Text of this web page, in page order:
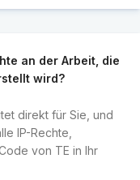
an der Arbeit, die
wird?
direkt für Sie, und
IP-Rechte,
von TE in Ihr